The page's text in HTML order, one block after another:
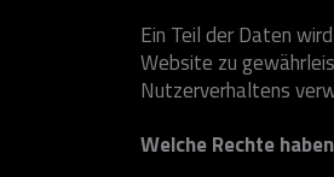
Ein Teil der Daten
Website zu
Nutzerverhaltens
Welche Rechte